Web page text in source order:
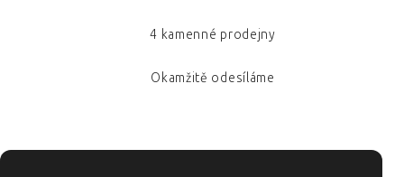
4 kamenné prodejny
Okamžitě odesíláme
ZÁPATÍ